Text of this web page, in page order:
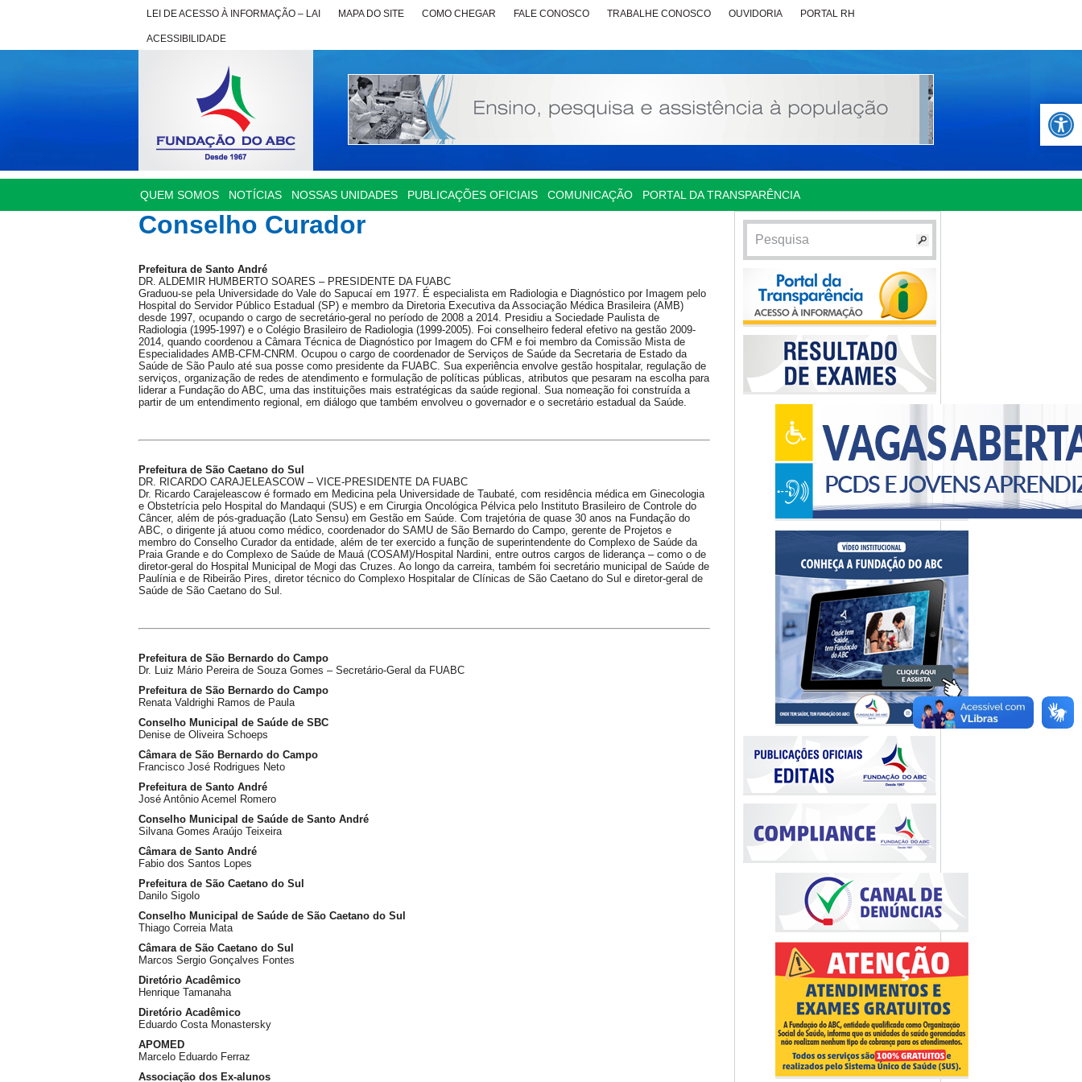
Abrir
LEI DE ACESSO À INFORMAÇÃO – LAI MAPA DO SITE COMO CHEGAR FALE CONOSCO TRABALHE CONOSCO OUVIDORIA PORTAL RH
ACESSIBILIDADE
QUEM SOMOS NOTÍCIAS NOSSAS UNIDADES PUBLICAÇÕES OFICIAIS COMUNICAÇÃO PORTAL DA TRANSPARÊNCIA
Conselho Curador
Prefeitura de Santo André
DR. ALDEMIR HUMBERTO SOARES – PRESIDENTE DA FUABC
Graduou-se pela Universidade do Vale do Sapucaí em 1977. É especialista em Radiologia e Diagnóstico por Imagem pelo
Hospital do Servidor Público Estadual (SP) e membro da Diretoria Executiva da Associação Médica Brasileira (AMB)
desde 1997, ocupando o cargo de secretário-geral no período de 2008 a 2014. Presidiu a Sociedade Paulista de
Radiologia (1995-1997) e o Colégio Brasileiro de Radiologia (1999-2005). Foi conselheiro federal efetivo na gestão 2009-
2014, quando coordenou a Câmara Técnica de Diagnóstico por Imagem do CFM e foi membro da Comissão Mista de
Especialidades AMB-CFM-CNRM. Ocupou o cargo de coordenador de Serviços de Saúde da Secretaria de Estado da
Saúde de São Paulo até sua posse como presidente da FUABC. Sua experiência envolve gestão hospitalar, regulação de
serviços, organização de redes de atendimento e formulação de políticas públicas, atributos que pesaram na escolha para
liderar a Fundação do ABC, uma das instituições mais estratégicas da saúde regional. Sua nomeação foi construída a
partir de um entendimento regional, em diálogo que também envolveu o governador e o secretário estadual da Saúde.
Prefeitura de São Caetano do Sul
DR. RICARDO CARAJELEASCOW – VICE-PRESIDENTE DA FUABC
Dr. Ricardo Carajeleascow é formado em Medicina pela Universidade de Taubaté, com residência médica em Ginecologia
e Obstetrícia pelo Hospital do Mandaqui (SUS) e em Cirurgia Oncológica Pélvica pelo Instituto Brasileiro de Controle do
Câncer, além de pós-graduação (Lato Sensu) em Gestão em Saúde. Com trajetória de quase 30 anos na Fundação do
ABC, o dirigente já atuou como médico, coordenador do SAMU de São Bernardo do Campo, gerente de Projetos e
membro do Conselho Curador da entidade, além de ter exercido a função de superintendente do Complexo de Saúde da
Praia Grande e do Complexo de Saúde de Mauá (COSAM)/Hospital Nardini, entre outros cargos de liderança – como o de
diretor-geral do Hospital Municipal de Mogi das Cruzes. Ao longo da carreira, também foi secretário municipal de Saúde de
Paulínia e de Ribeirão Pires, diretor técnico do Complexo Hospitalar de Clínicas de São Caetano do Sul e diretor-geral de
Saúde de São Caetano do Sul.
Prefeitura de São Bernardo do Campo
Dr. Luiz Mário Pereira de Souza Gomes – Secretário-Geral da FUABC
Prefeitura de São Bernardo do Campo
Renata Valdrighi Ramos de Paula
Conselho Municipal de Saúde de SBC
Denise de Oliveira Schoeps
Câmara de São Bernardo do Campo
Francisco José Rodrigues Neto
Prefeitura de Santo André
José Antônio Acemel Romero
Conselho Municipal de Saúde de Santo André
Silvana Gomes Araújo Teixeira
Câmara de Santo André
Fabio dos Santos Lopes
Prefeitura de São Caetano do Sul
Danilo Sigolo
Conselho Municipal de Saúde de São Caetano do Sul
Thiago Correia Mata
Câmara de São Caetano do Sul
Marcos Sergio Gonçalves Fontes
Diretório Acadêmico
Henrique Tamanaha
Diretório Acadêmico
Eduardo Costa Monastersky
APOMED
Marcelo Eduardo Ferraz
Associação dos Ex-alunos